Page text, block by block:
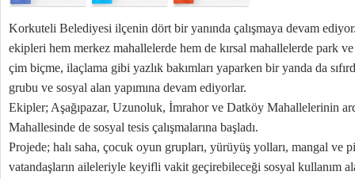
Korkuteli Belediyesi ilçenin dört bir yanında çalışmaya devam
ekipleri hem merkez mahallelerde hem de kırsal mahallelerde park
çim biçme, ilaçlama gibi yazlık bakımları yaparken bir yanda da
grubu ve sosyal alan yapımına devam ediyorlar.
Ekipler; Aşağıpazar, Uzunoluk, İmrahor ve Datköy Mahallelerinin
Mahallesinde de sosyal tesis çalışmalarına başladı.
Projede; halı saha, çocuk oyun grupları, yürüyüş yolları, mangal ve
vatandaşların aileleriyle keyifli vakit geçirebileceği sosyal kullanım